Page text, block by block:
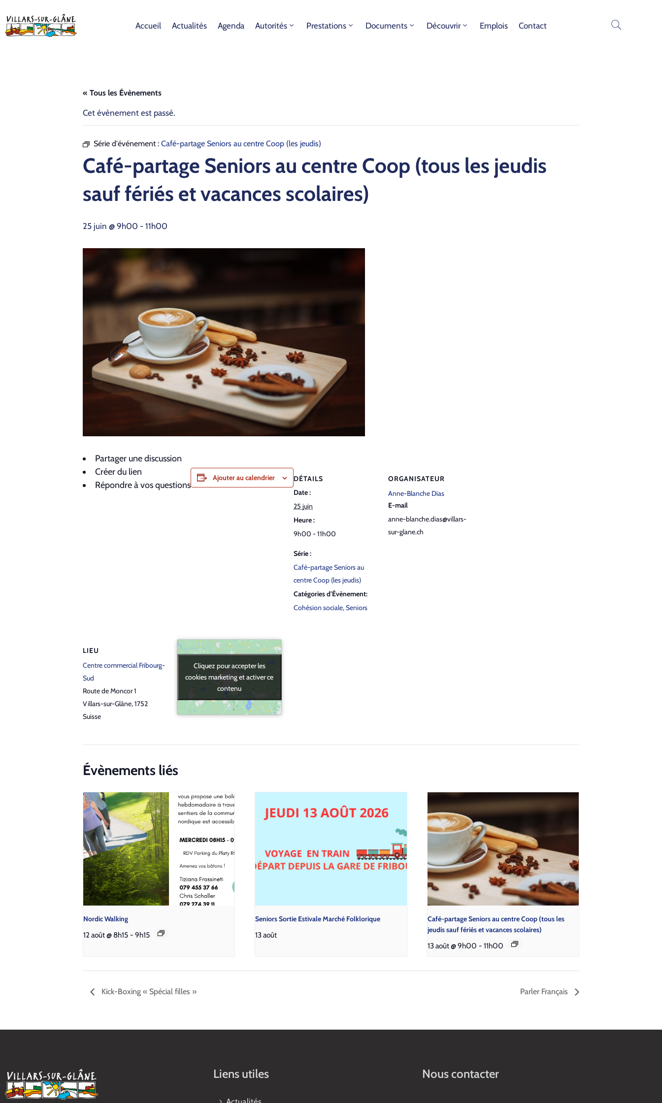
Accueil Actualités Agenda Autorités Prestations Documents Découvrir Emplois Contact
« Tous les Évènements
Cet évènement est passé.
Série d'événement : Café-partage Seniors au centre Coop (les jeudis)
Café-partage Seniors au centre Coop (tous les jeudis
sauf fériés et vacances scolaires)
25 juin @ 9h00 - 11h00
Partager une discussion
Créer du lien
Répondre à vos questions
Ajouter au calendrier
DÉTAILS
Date :
25 juin
Heure :
9h00 - 11h00
Série :
Café-partage Seniors au
centre Coop (les jeudis)
Catégories d’Évènement:
Cohésion sociale,Seniors
ORGANISATEUR
Anne-Blanche Dias
E-mail
anne-blanche.dias@villars-
sur-glane.ch
LIEU
Centre commercial Fribourg-
Sud
Route de Moncor 1
Villars-sur-Glâne,1752
Suisse
Cliquez pour accepter les
cookies marketing et activer ce
contenu
Cliquez pour accepter les
cookies marketing et activer ce
contenu
Évènements liés
Nordic Walking
12 août @ 8h15 - 9h15
Seniors Sortie Estivale Marché Folklorique
13 août
Café-partage Seniors au centre Coop (tous les
jeudis sauf fériés et vacances scolaires)
13 août @ 9h00 - 11h00
Kick-Boxing « Spécial filles » Parler Français
Liens utiles Nous contacter